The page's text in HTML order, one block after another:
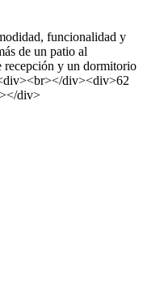
funcionalidad y
de un patio al
recepción y un dormitorio
div><div>62
div>